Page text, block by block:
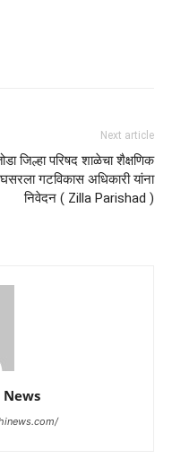
Next article
जिल्हा परिषद शाळेचा शैक्षणिक
घसरला गटविकास अधिकारी यांना
निवेदन ( Zilla Parishad )